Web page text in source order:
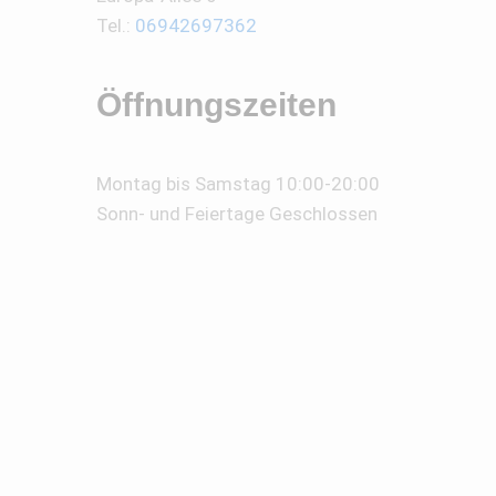
Tel.: 06942697362
Öffnungszeiten
Montag bis Samstag 10:00-20:00
Sonn- und Feiertage Geschlossen